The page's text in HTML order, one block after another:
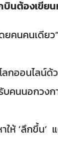
บินต้องเขีย
คนคนเดี
ออนไลน์ด้
นนอกวงก
ห้ ‘ลึกขึ้น’